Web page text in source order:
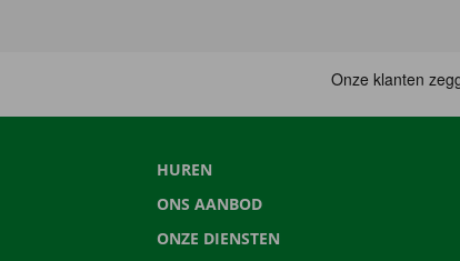
HUREN
ONS AANBOD
ONZE DIENSTEN